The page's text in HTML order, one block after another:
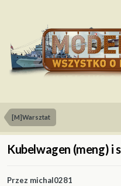
[M]Warsztat
Kubelwagen (meng)
Przez michal0281